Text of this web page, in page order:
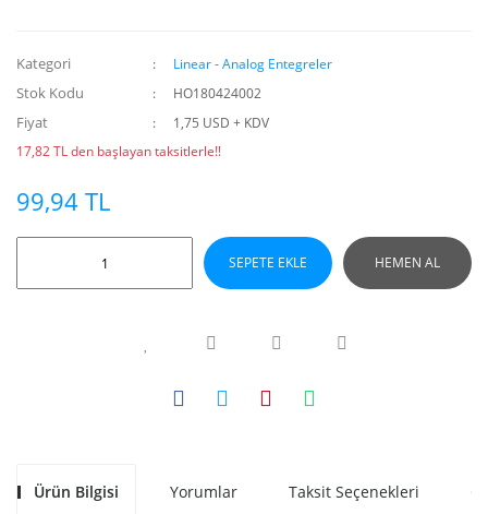
Kategori Linear - Analog Entegreler
Stok Kodu HO180424002
Fiyat
1,75 USD + KDV
17,82 TL den başlayan taksitlerle!!
99,94 TL
SEPETE EKLE HEMEN AL
Ürün Bilgisi Yorumlar Taksit Seçenekleri